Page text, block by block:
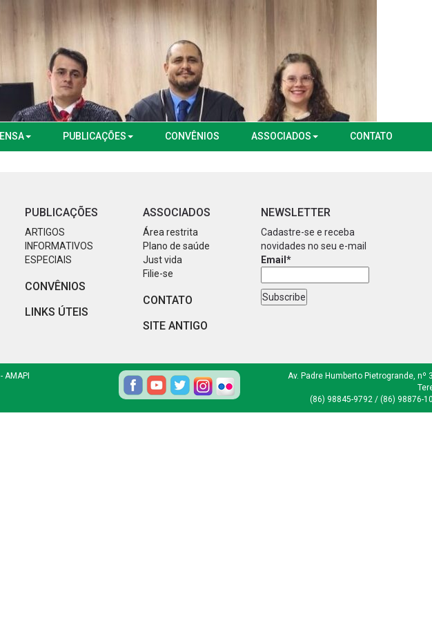
PUBLICAÇÕES CONVÊNIOS ASSOCIADOS CONTATO
PUBLICAÇÕES
ARTIGOS
INFORMATIVOS
ESPECIAIS
CONVÊNIOS
LINKS ÚTEIS
ASSOCIADOS
Área restrita
Plano de saúde
Just vida
Filie-se
CONTATO
SITE ANTIGO
NEWSLETTER
Cadastre-se e receba
novidades no seu e-mail
Email*
AMAPI
Av. Padre Humberto Pietrogrande, nº
(86) 98845-9792 / (86) 98876-